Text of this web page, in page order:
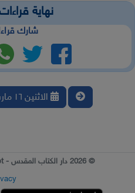
نهاية
شارك
الاثنين ١٦ مارس
© 2026 دار الكتاب المقدس - The Bible Society of Egypt